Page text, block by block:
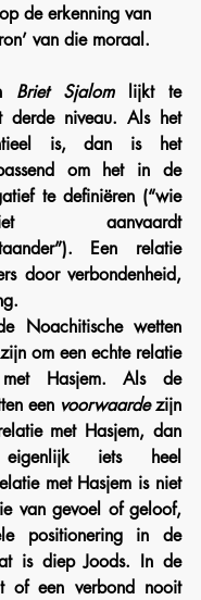
de erkenning van
van die moraal.
Briet Sjalom lijkt te
derde niveau. Als het
is, dan is het
om het in de
te definiëren (“wie
aanvaardt
Een relatie
door verbondenheid,
Noachitische wetten
om een echte relatie
Hasjem. Als de
een voorwaarde zijn
met Hasjem, dan
iets heel
met Hasjem is niet
van gevoel of geloof,
positionering in de
is diep Joods. In de
of een verbond nooit